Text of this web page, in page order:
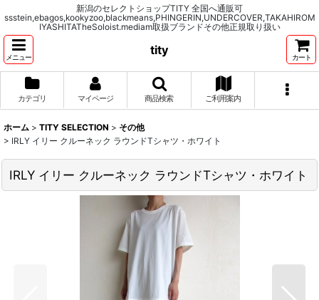
新潟のセレクトショップTITY 全国へ通販可
ssstein,ebagos,kookyzoo,blackmeans,PHINGERIN,UNDERCOVER,TAKAHIROM
IYASHITATheSoloist.mediam取扱ブランドその他正規取り扱い
メニュー
tity
カート
カテゴリ マイページ 商品検索 ご利用案内
ホーム > TITY SELECTION > その他
> IRLY イリー クルーネック ラウンドTシャツ・ホワイト
IRLY イリー クルーネック ラウンドTシャツ・ホワイト